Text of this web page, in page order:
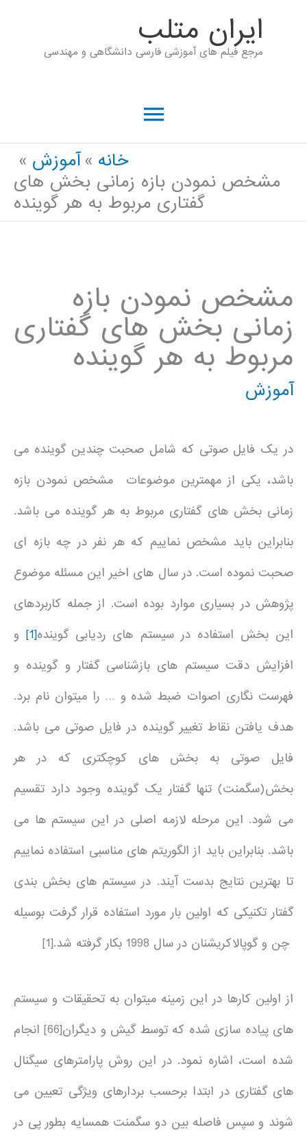
ايران متلب
مرجع فیلم های آموزشی فارسی دانشگاهی و مهندسی
فهرست
اصلی
خانه
آموزش
مشخص نمودن بازه زمانی بخش های
گفتاری مربوط به هر گوینده
مشخص نمودن بازه
زمانی بخش های گفتاری
مربوط به هر گوینده
آموزش
در یک فایل صوتی که شامل صحبت چندین گوینده می
باشد، یکی از مهمترین موضوعات مشخص نمودن بازه
زمانی بخش های گفتاری مربوط به هر گوینده می باشد.
بنابراین باید مشخص نماییم که هر نفر در چه بازه ای
صحبت نموده است. در سال های اخیر این مسئله موضوع
پژوهش در بسیاری موارد بوده است. از جمله کاربردهای
این بخش استفاده در سیستم های ردیابی گوینده[1] و
افزایش دقت سیستم های بازشناسی گفتار و گوینده و
فهرست نگاری اصوات ضبط شده و … را میتوان نام برد.
هدف یافتن نقاط تغییر گوینده در فایل صوتی می باشد.
فایل صوتی به بخش های کوچکتری که در هر
بخش(سگمنت) تنها گفتار یک گوینده وجود دارد تقسیم
می شود. این مرحله لازمه اصلی در این سیستم ها می
باشد. بنابراین باید از الگوریتم های مناسبی استفاده نماییم
تا بهترین نتایج بدست آیند. در سیستم های بخش بندی
گفتار تکنیکی که اولین بار مورد استفاده قرار گرفت بوسیله
چن و گوپالاکریشنان در سال 1998 بکار گرفته شد.[1]
از اولین کارها در این زمینه میتوان به تحقیقات و سیستم
های پیاده سازی شده که توسط گیش و دیگران[66] انجام
شده است، اشاره نمود. در این روش پارامترهای سیگنال
های گفتاری در ابتدا برحسب بردارهای ویژگی تعیین می
شوند و سپس فاصله بین دو سگمنت همسایه بطور پی در